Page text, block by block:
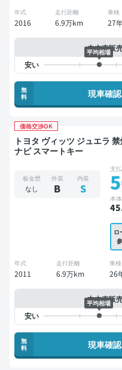
年式
2016
走行距離
6.9万km
車検
27
中古車販
平均相場
無
料
現車確
価格交渉OK
トヨタ ヴィッツ ジュエラ 禁煙車 整備記録簿あり 標準装備
ナビ スマートキー
板金歴
なし
外装
B
内装
S
支
本
45
ロ
年式
2011
走行距離
6.9万km
車検
26
中古車販
平均相場
無
料
現車確